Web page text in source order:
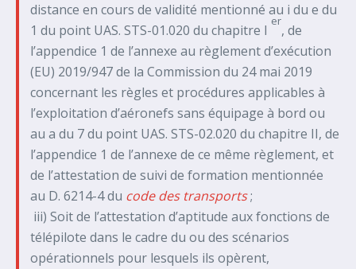
distance en cours de validité mentionné au i du e du
1 du point UAS. STS-01.020 du chapitre I
er
, de
l’appendice 1 de l’annexe au règlement d’exécution
(EU) 2019/947 de la Commission du 24 mai 2019
concernant les règles et procédures applicables à
l’exploitation d’aéronefs sans équipage à bord ou
au a du 7 du point UAS. STS-02.020 du chapitre II, de
l’appendice 1 de l’annexe de ce même règlement, et
de l’attestation de suivi de formation mentionnée
au D. 6214-4 du code des transports;
iii) Soit de l’attestation d’aptitude aux fonctions de
télépilote dans le cadre du ou des scénarios
opérationnels pour lesquels ils opèrent,